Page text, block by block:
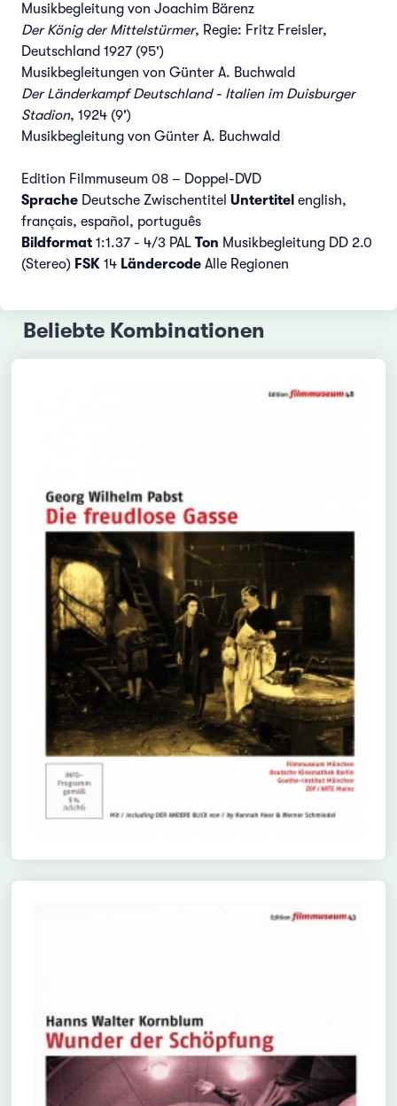
Musikbegleitung von Joachim Bärenz
Der König der Mittelstürmer, Regie: Fritz Freisler,
Deutschland 1927 (95')
Musikbegleitungen von Günter A. Buchwald
Der Länderkampf Deutschland - Italien im Duisburger
Stadion, 1924 (9')
Musikbegleitung von Günter A. Buchwald
Edition Filmmuseum 08 – Doppel-DVD
Sprache Deutsche Zwischentitel Untertitel english,
français, español, português
Bildformat 1:1.37 - 4/3 PAL Ton Musikbegleitung DD 2.0
(Stereo) FSK 14 Ländercode Alle Regionen
Beliebte Kombinationen